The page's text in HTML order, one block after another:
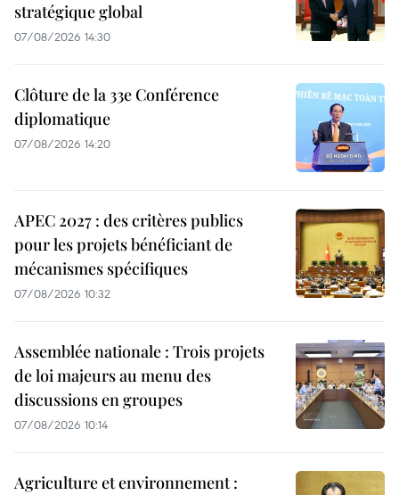
stratégique global
07/08/2026 14:30
Clôture de la 33e Conférence
diplomatique
07/08/2026 14:20
APEC 2027 : des critères publics
pour les projets bénéficiant de
mécanismes spécifiques
07/08/2026 10:32
Assemblée nationale : Trois projets
de loi majeurs au menu des
discussions en groupes
07/08/2026 10:14
Agriculture et environnement :